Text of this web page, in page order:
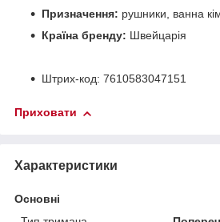
Призначення: рушники, ванна
Країна бренду: Швейцарія
Штрих-код: 7610583047151
Приховати
Характеристики
Основні